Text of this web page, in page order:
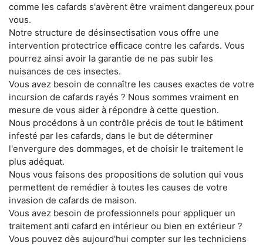
comme les cafards s'avèrent être vraiment dangereux pour
vous.
Notre structure de désinsectisation vous offre une
intervention protectrice efficace contre les cafards. Vous
pourrez ainsi avoir la garantie de ne pas subir les
nuisances de ces insectes.
Vous avez besoin de connaître les causes exactes de votre
incursion de cafards rayés ? Nous sommes vraiment en
mesure de vous aider à répondre à cette question.
Nous procédons à un contrôle précis de tout le bâtiment
infesté par les cafards, dans le but de déterminer
l'envergure des dommages, et de choisir le traitement le
plus adéquat.
Nous vous faisons des propositions de solution qui vous
permettent de remédier à toutes les causes de votre
invasion de cafards de maison.
Vous avez besoin de professionnels pour appliquer un
traitement anti cafard en intérieur ou bien en extérieur ?
Vous pouvez dès aujourd'hui compter sur les techniciens